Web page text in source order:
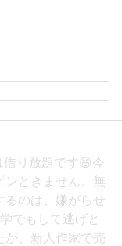
借り放題です😄今
ンときません。無
るのは、嫌がらせ
でもして逃げと
が、新人作家で売